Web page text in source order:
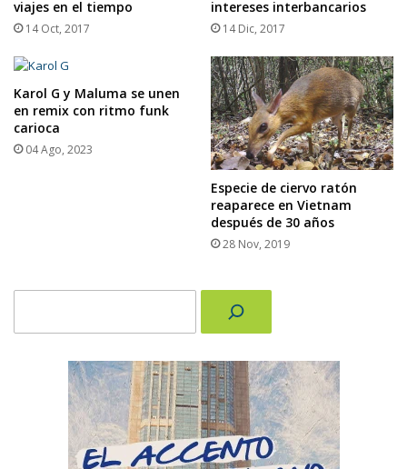
viajes en el tiempo
14 Oct, 2017
intereses interbancarios
14 Dic, 2017
Karol G y Maluma se unen
en remix con ritmo funk
carioca
04 Ago, 2023
Especie de ciervo ratón
reaparece en Vietnam
después de 30 años
28 Nov, 2019